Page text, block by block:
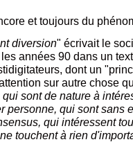
et toujours du
diversion" écrivait le
années 90 dans un
dont un
sur autre chose
sont de nature à
personne, qui sont sans
qui intéressent
touchent à rien